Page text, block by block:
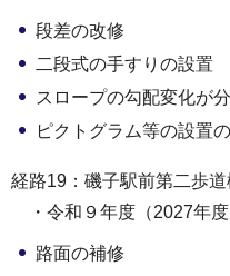
段差の改修
二段式の手すりの設置
スロープの勾配変化が
ピクトグラム等の設置
経路19：磯子駅前第二歩道
・令和９年度（2027年
路面の補修